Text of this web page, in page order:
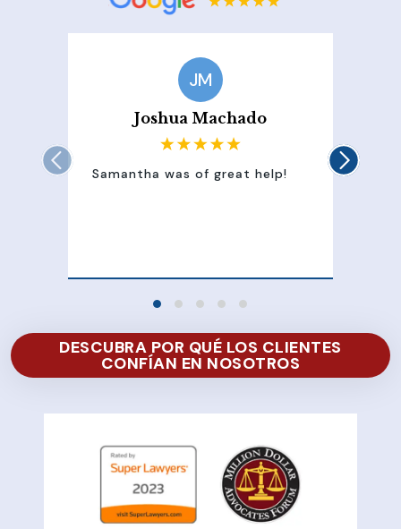
JM
Joshua Machado
Samantha was of great help!
DESCUBRA POR QUÉ LOS CLIENTES
CONFÍAN EN NOSOTROS